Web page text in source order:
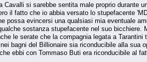
si sarebbe sentita male pro­prio durante
il fatto che io abbia versato lo stupefa­cente
possa evincersi una qualsiasi mia even­tuale
sostanza stupefacente nel suo
le serate che la compagnia legata a
bagni del Billionaire sia riconducibile alla
ebbi con Tommaso Buti era ri­conducibile al